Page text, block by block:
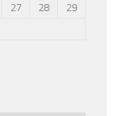
27 28
29